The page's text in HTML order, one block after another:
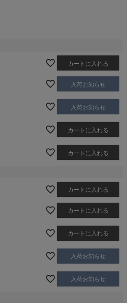
カートに入れる
入荷お知らせ
入荷お知らせ
カートに入れる
カートに入れる
カートに入れる
カートに入れる
カートに入れる
入荷お知らせ
入荷お知らせ